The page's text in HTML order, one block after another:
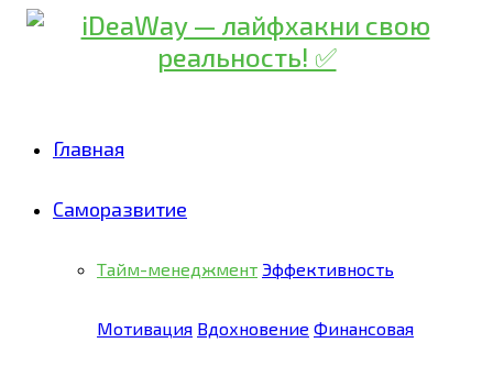
Главная
Саморазвитие
Тайм-менеджмент Эффективность
Мотивация Вдохновение Финансовая